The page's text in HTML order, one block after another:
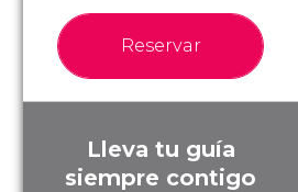
Reservar
Lleva tu guía
siempre contigo